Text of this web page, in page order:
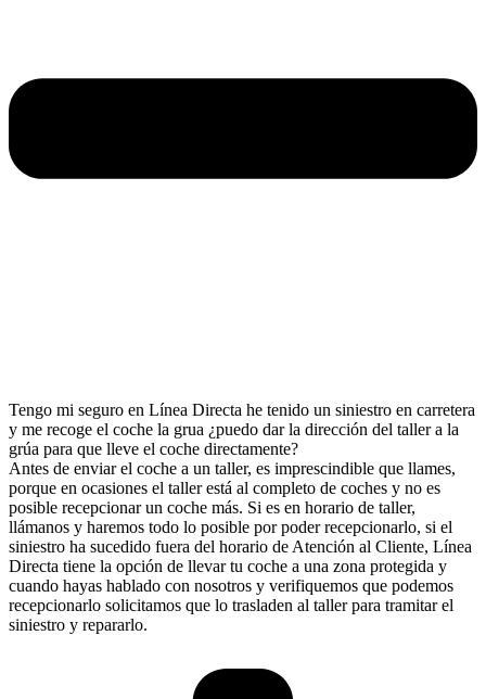
Tengo mi seguro en Línea Directa he tenido un siniestro en carretera
y me recoge el coche la grua ¿puedo dar la dirección del taller a la
grúa para que lleve el coche directamente?
Antes de enviar el coche a un taller, es imprescindible que llames,
porque en ocasiones el taller está al completo de coches y no es
posible recepcionar un coche más. Si es en horario de taller,
llámanos y haremos todo lo posible por poder recepcionarlo, si el
siniestro ha sucedido fuera del horario de Atención al Cliente, Línea
Directa tiene la opción de llevar tu coche a una zona protegida y
cuando hayas hablado con nosotros y verifiquemos que podemos
recepcionarlo solicitamos que lo trasladen al taller para tramitar el
siniestro y repararlo.